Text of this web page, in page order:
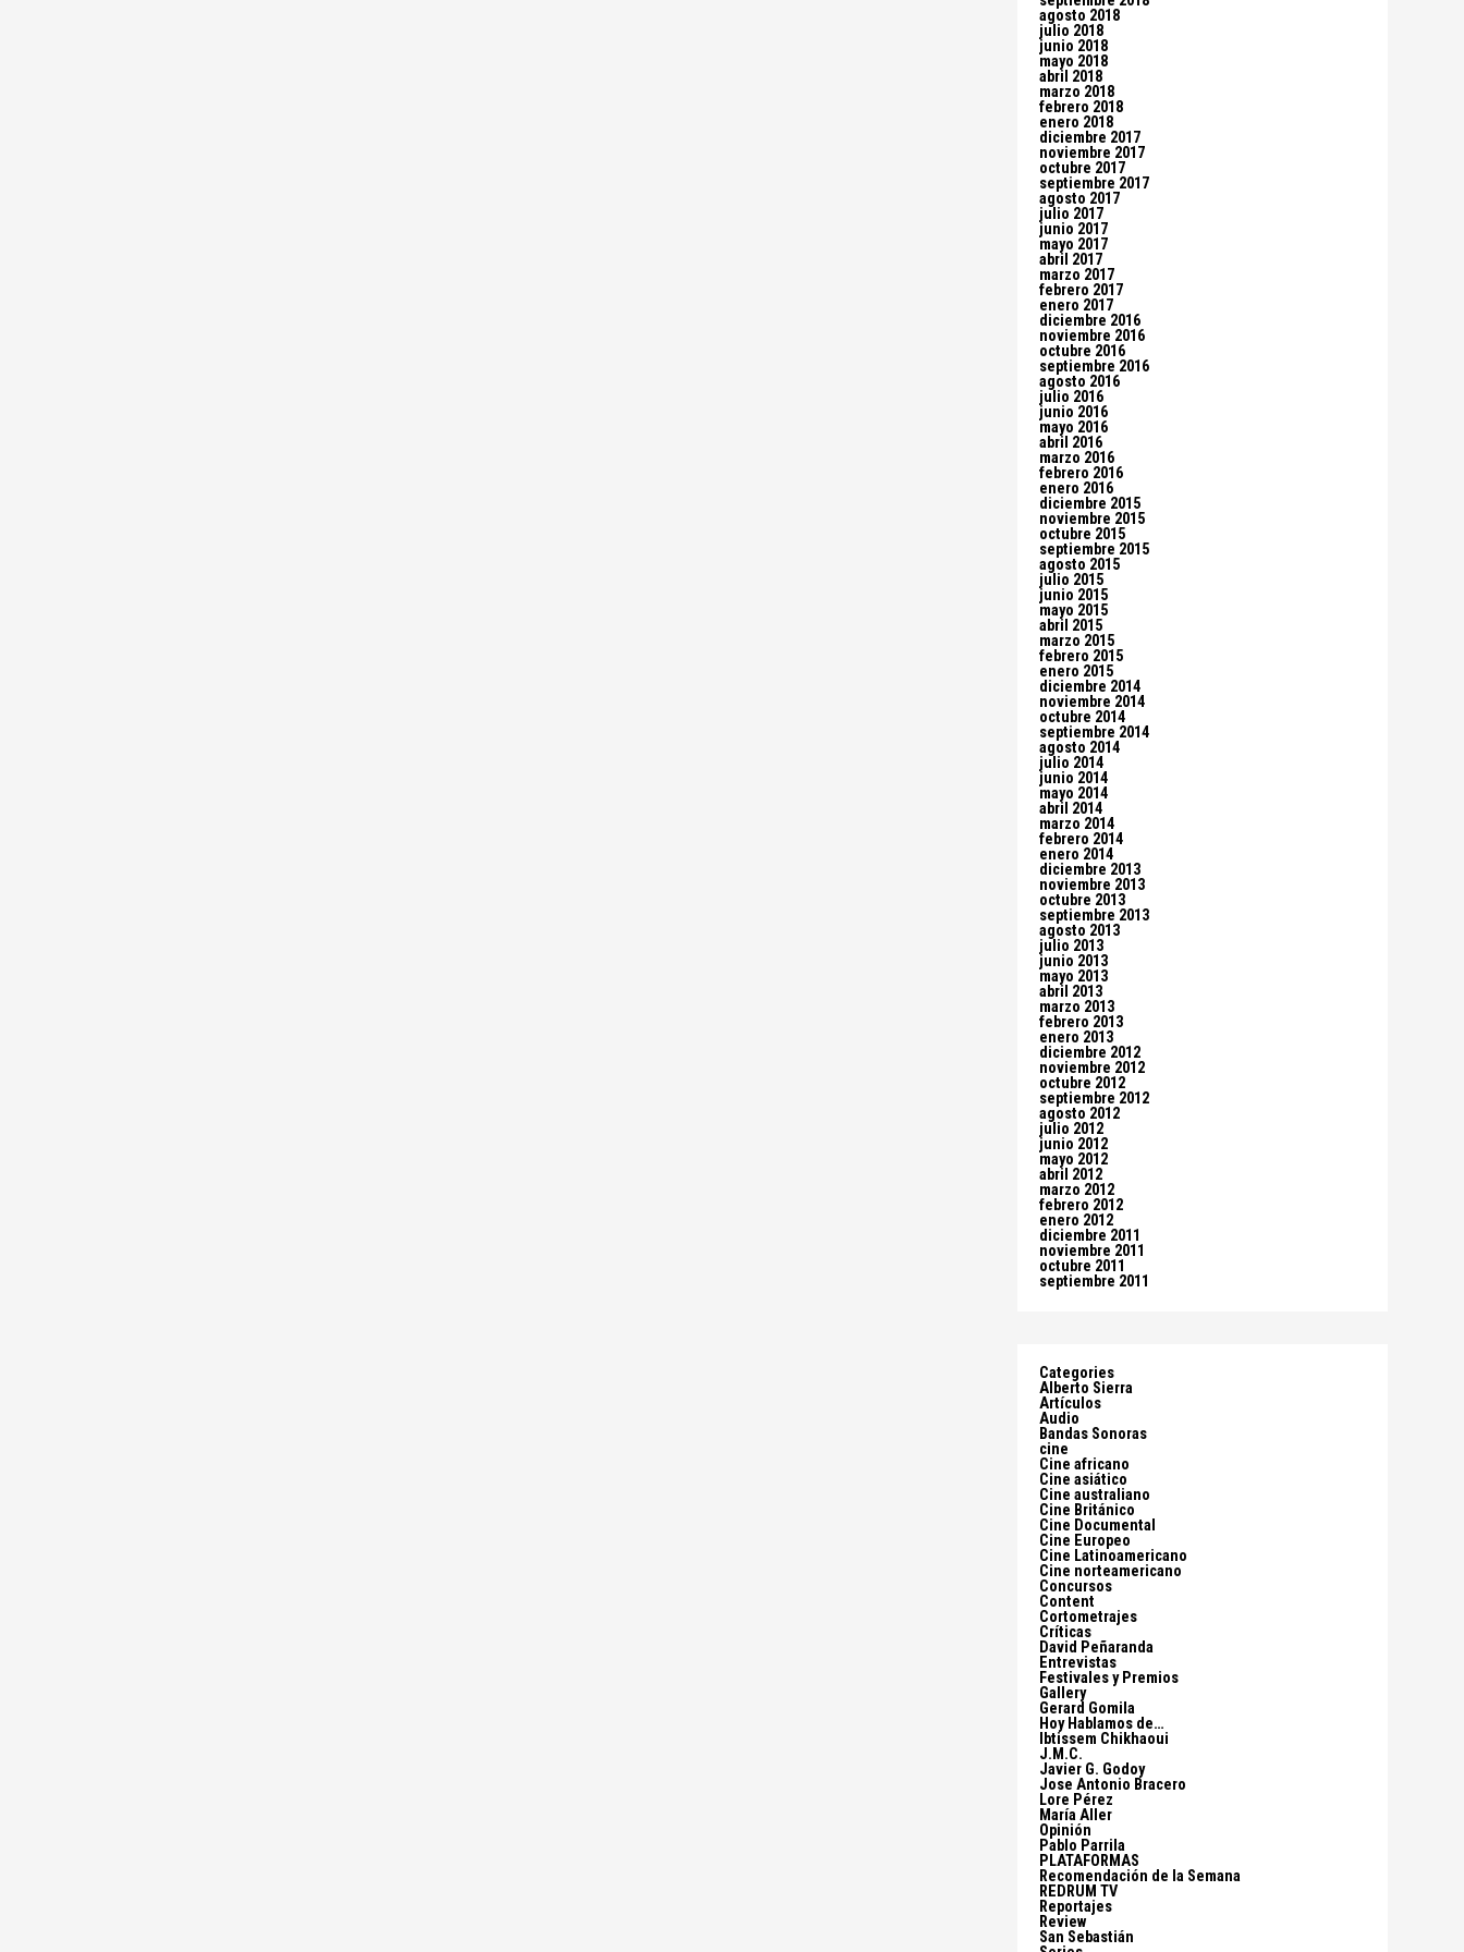
agosto 2018
julio 2018
junio 2018
mayo 2018
abril 2018
marzo 2018
febrero 2018
enero 2018
diciembre 2017
noviembre 2017
octubre 2017
septiembre 2017
agosto 2017
julio 2017
junio 2017
mayo 2017
abril 2017
marzo 2017
febrero 2017
enero 2017
diciembre 2016
noviembre 2016
octubre 2016
septiembre 2016
agosto 2016
julio 2016
junio 2016
mayo 2016
abril 2016
marzo 2016
febrero 2016
enero 2016
diciembre 2015
noviembre 2015
octubre 2015
septiembre 2015
agosto 2015
julio 2015
junio 2015
mayo 2015
abril 2015
marzo 2015
febrero 2015
enero 2015
diciembre 2014
noviembre 2014
octubre 2014
septiembre 2014
agosto 2014
julio 2014
junio 2014
mayo 2014
abril 2014
marzo 2014
febrero 2014
enero 2014
diciembre 2013
noviembre 2013
octubre 2013
septiembre 2013
agosto 2013
julio 2013
junio 2013
mayo 2013
abril 2013
marzo 2013
febrero 2013
enero 2013
diciembre 2012
noviembre 2012
octubre 2012
septiembre 2012
agosto 2012
julio 2012
junio 2012
mayo 2012
abril 2012
marzo 2012
febrero 2012
enero 2012
diciembre 2011
noviembre 2011
octubre 2011
septiembre 2011
Categories
Alberto Sierra
Artículos
Audio
Bandas Sonoras
cine
Cine africano
Cine asiático
Cine australiano
Cine Británico
Cine Documental
Cine Europeo
Cine Latinoamericano
Cine norteamericano
Concursos
Content
Cortometrajes
Críticas
David Peñaranda
Entrevistas
Festivales y Premios
Gallery
Gerard Gomila
Hoy Hablamos de…
Ibtissem Chikhaoui
J.M.C.
Javier G. Godoy
Jose Antonio Bracero
Lore Pérez
María Aller
Opinión
Pablo Parrila
PLATAFORMAS
Recomendación de la Semana
REDRUM TV
Reportajes
Review
San Sebastián